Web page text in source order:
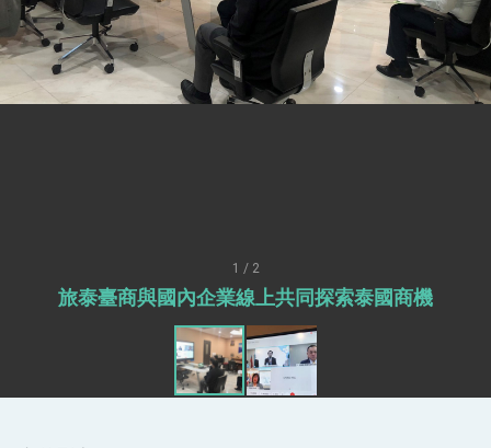
外交部長林佳龍出席《台灣光華雜誌》50週年慶
「見證蛻變，分享世界的光華」開幕式，期許數
位轉 型迎向下個50年
總統主持「台美經濟繁榮夥伴對話」記者會 說
明臺美合作三大戰略方向 盼與民主夥伴共同引
領 下一個世代的繁榮
外交部長林佳龍接受印尼「時代雜誌」專訪，闡
卓揆：臺美關稅談判階段性結果有助臺灣取得有
利戰略地位 全力支持「臺美對等貿易協定」簽署
外交部與數位發展部攜手合作，整合台灣雄厚數
位實力，達成固邦榮邦目標
外交部長林佳龍主持第35次「參與亞太經濟合作
策略小組」跨部會會議
1 / 2
旅泰臺商與國內企業線上共同探索泰國商機